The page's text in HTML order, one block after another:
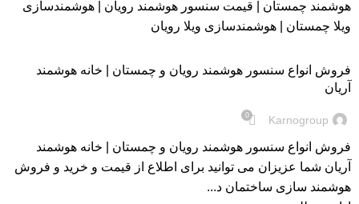
فروش انواع سنسور هوشمند رویان و چمستان | خانه هوشمند
آریان
Karnogroup
0
فروش انواع سنسور هوشمند رویان و چمستان | خانه هوشمند
آریان شما عزیزان می توانید برای اطلاع از قیمت و خرید و فروش
هوشمند سازی ساختمان د...